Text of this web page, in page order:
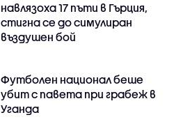
навлязоха 17 пъти в Гърция,
стигна се до симулиран
въздушен бой
Футболен национал беше
убит с павета при грабеж в
Уганда